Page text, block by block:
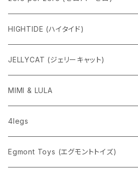
HIGHTIDE (ハイタイド)
ニューレトロ
penco
nahe
pppppins（ピーーーーンズ）
JELLYCAT (ジェリーキャット)
MIMI & LULA
4legs
Egmont Toys (エグモントトイズ)